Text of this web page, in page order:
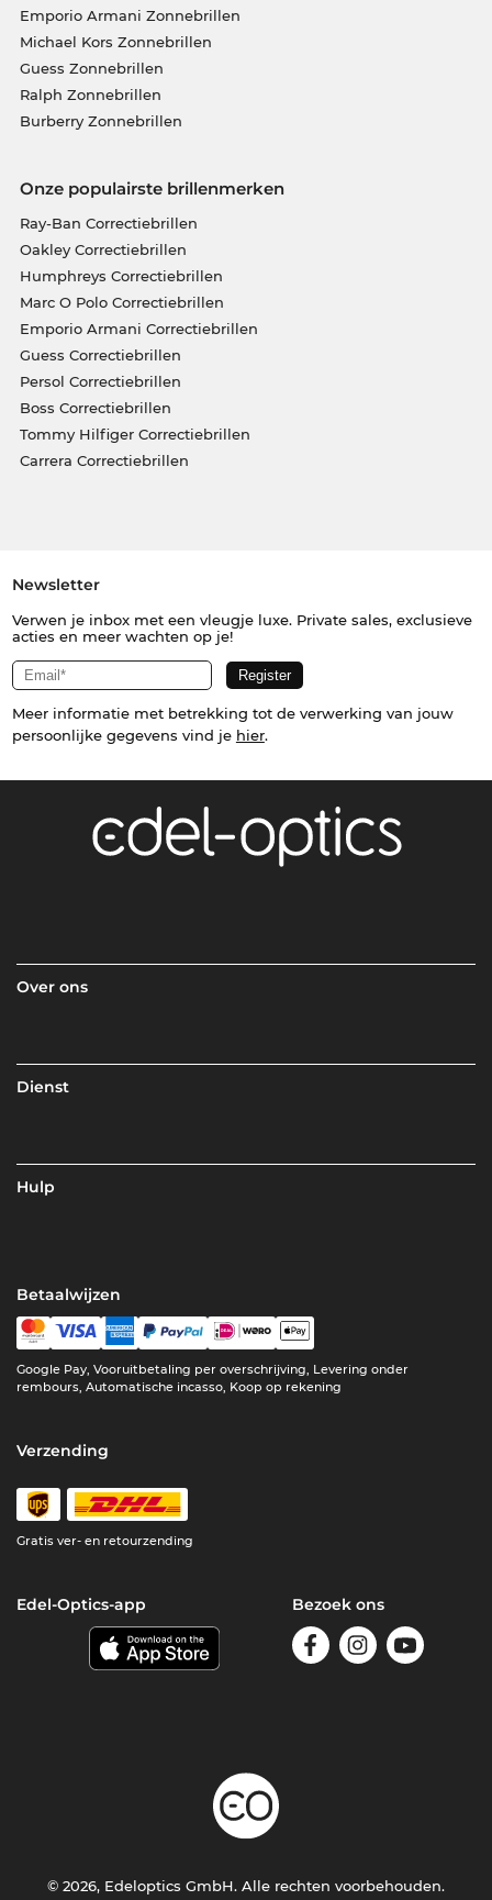
Emporio Armani Zonnebrillen
Michael Kors Zonnebrillen
Guess Zonnebrillen
Ralph Zonnebrillen
Burberry Zonnebrillen
Onze populairste brillenmerken
Ray-Ban Correctiebrillen
Oakley Correctiebrillen
Humphreys Correctiebrillen
Marc O Polo Correctiebrillen
Emporio Armani Correctiebrillen
Guess Correctiebrillen
Persol Correctiebrillen
Boss Correctiebrillen
Tommy Hilfiger Correctiebrillen
Carrera Correctiebrillen
Newsletter
Verwen je inbox met een vleugje luxe. Private sales, exclusieve
acties en meer wachten op je!
Meer informatie met betrekking tot de verwerking van jouw
persoonlijke gegevens vind je hier.
Over ons
Dienst
Hulp
Betaalwijzen
Google Pay, Vooruitbetaling per overschrijving, Levering onder
rembours, Automatische incasso, Koop op rekening
Verzending
Gratis ver- en retourzending
Edel-Optics-app Bezoek ons
© 2026, Edeloptics GmbH. Alle rechten voorbehouden.